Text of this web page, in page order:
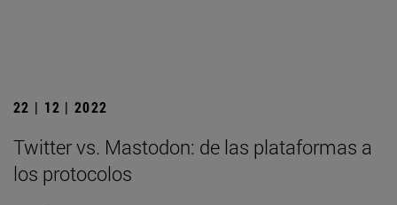
22 | 12 | 2022
Twitter vs. Mastodon: de las plataformas a
los protocolos